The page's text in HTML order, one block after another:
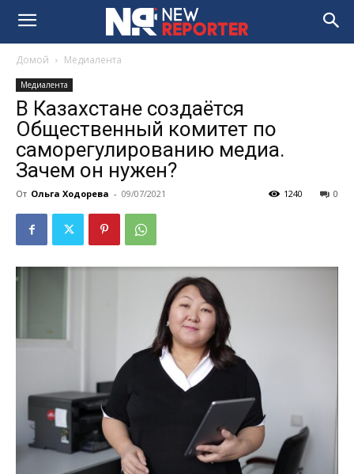
Домой Медиалента
Медиалента
В Казахстане создаётся
Общественный комитет по
саморегулированию медиа.
Зачем он нужен?
От Ольга Ходорева - 09/07/2021 0
1240